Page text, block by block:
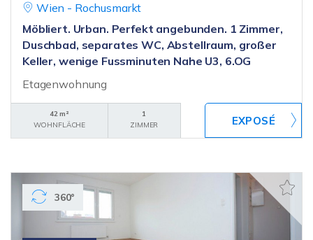
Wien - Rochusmarkt
Möbliert. Urban. Perfekt angebunden. 1 Zimmer,
Duschbad, separates WC, Abstellraum, großer
Keller, wenige Fussminuten Nahe U3, 6.OG
Etagenwohnung
42 m²
WOHNFLÄCHE
1
ZIMMER
360°